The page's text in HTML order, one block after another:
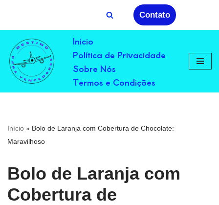
para
o
conteúdo
Contato
Início
Política de Privacidade
Sobre Nós
Termos e Condições
Início » Bolo de Laranja com Cobertura de Chocolate:
Maravilhoso
Bolo de Laranja com
Cobertura de